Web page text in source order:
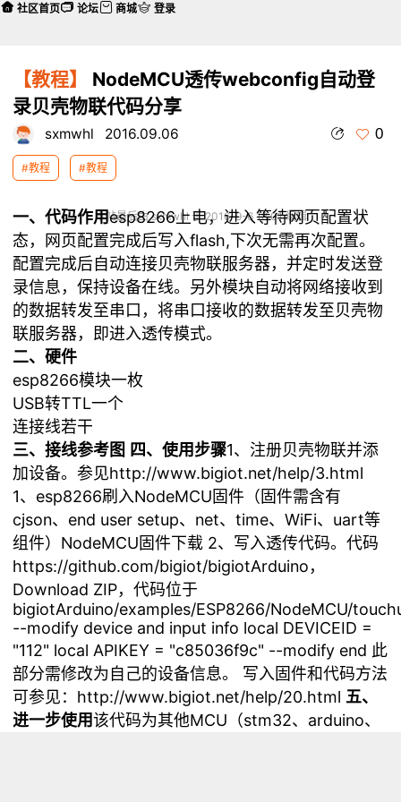
【教程】
NodeMCU透传webconfig自动登
录贝壳物联代码分享
sxmwhl 2016.09.06 0
#教程 #教程
本帖最后由 sxmwhl 于 2016-9-6 18:01 编辑
一、代码作用esp8266上电，进入等待网页配置状
态，网页配置完成后写入flash,下次无需再次配置。
配置完成后自动连接贝壳物联服务器，并定时发送登
录信息，保持设备在线。另外模块自动将网络接收到
的数据转发至串口，将串口接收的数据转发至贝壳物
联服务器，即进入透传模式。
二、硬件
esp8266模块一枚
USB转TTL一个
连接线若干
三、接线参考图 四、使用步骤1、注册贝壳物联并添
加设备。参见http://www.bigiot.net/help/3.html
1、esp8266刷入NodeMCU固件（固件需含有
cjson、end user setup、net、time、WiFi、uart等
组件）NodeMCU固件下载 2、写入透传代码。代码
https://github.com/bigiot/bigiotArduino，
Download ZIP，代码位于
bigiotArduino/examples/ESP8266/NodeMCU/
--modify device and input info local DEVICEID =
"112" local APIKEY = "c85036f9c" --modify end 此
部分需修改为自己的设备信息。 写入固件和代码方法
可参见： http://www.bigiot.net/help/20.html 五、
进一步使用该代码为其他MCU（stm32、arduino、
社区首页 论坛 商城 登录